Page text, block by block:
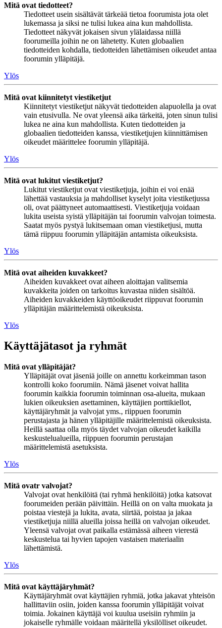
Mitä ovat tiedotteet?
Tiedotteet usein sisältävät tärkeää tietoa foorumista jota olet
lukemassa ja siksi ne tulisi lukea aina kun mahdollista.
Tiedotteet näkyvät jokaisen sivun ylälaidassa niillä
foorumeilla joihin ne on lähetetty. Kuten globaalien
tiedotteiden kohdalla, tiedotteiden lähettämisen oikeudet antaa
foorumin ylläpitäjä.
Ylös
Mitä ovat kiinnitetyt viestiketjut
Kiinnitetyt viestiketjut näkyvät tiedotteiden alapuolella ja ovat
vain etusivulla. Ne ovat yleensä aika tärkeitä, joten sinun tulisi
lukea ne aina kun mahdollista. Kuten tiedotteiden ja
globaalien tiedotteiden kanssa, viestiketjujen kiinnittämisen
oikeudet määrittelee foorumin ylläpitäjä.
Ylös
Mitä ovat lukitut viestiketjut?
Lukitut viestiketjut ovat viestiketjuja, joihin ei voi enää
lähettää vastauksia ja mahdolliset kyselyt joita viestiketjussa
oli, ovat päättyneet automaattisesti. Viestiketjuja voidaan
lukita useista syistä ylläpitäjän tai foorumin valvojan toimesta.
Saatat myös pystyä lukitsemaan oman viestiketjusi, mutta
tämä riippuu foorumin ylläpitäjän antamista oikeuksista.
Ylös
Mitä ovat aiheiden kuvakkeet?
Aiheiden kuvakkeet ovat aiheen aloittajan valitsemia
kuvakkeita joiden on tarkoitus kuvastaa niiden sisältöä.
Aiheiden kuvakkeiden käyttöoikeudet riippuvat foorumin
ylläpitäjän määrittelemistä oikeuksista.
Ylös
Käyttäjätasot ja ryhmät
Mitä ovat ylläpitäjät?
Ylläpitäjät ovat jäseniä joille on annettu korkeimman tason
kontrolli koko foorumiin. Nämä jäsenet voivat hallita
foorumin kaikkia foorumin toiminnan osa-alueita, mukaan
lukien oikeuksien asettaminen, käyttäjien porttikiellot,
käyttäjäryhmät ja valvojat yms., riippuen foorumin
perustajasta ja hänen ylläpitäjille määrittelemistä oikeuksista.
Heillä saattaa olla myös täydet valvojan oikeudet kaikilla
keskustelualueilla, riippuen foorumin perustajan
määrittelemistä asetuksista.
Ylös
Mitä ovatr valvojat?
Valvojat ovat henkilöitä (tai ryhmä henkilöitä) jotka katsovat
foorumeiden perään päivittäin. Heillä on on valta muokata ja
poistaa viestejä ja lukita, avata, siirtää, poistaa ja jakaa
viestiketjuja niillä alueilla joissa heillä on valvojan oikeudet.
Yleensä valvojat ovat paikalla estämässä aiheen vierestä
keskustelua tai hyvien tapojen vastaisen materiaalin
lähettämistä.
Ylös
Mitä ovat käyttäjäryhmät?
Käyttäjäryhmät ovat käyttäjien ryhmiä, jotka jakavat yhteisön
hallittaviin osiin, joiden kanssa foorumin ylläpitäjät voivat
toimia. Jokainen käyttäjä voi kuulua useisiin ryhmiin ja
jokaiselle ryhmälle voidaan määritellä yksilölliset oikeudet.